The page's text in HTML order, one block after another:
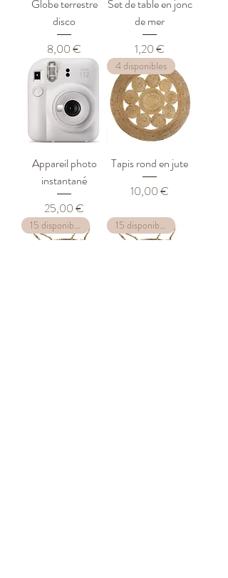
Globe terrestre
disco
Prix
8,00 €
Set de table en jonc
de mer
Prix
1,20 €
Appareil photo
instantané
Prix
25,00 €
4 disponibles
Tapis rond en jute
Prix
10,00 €
15 disponibles 15 disponibles